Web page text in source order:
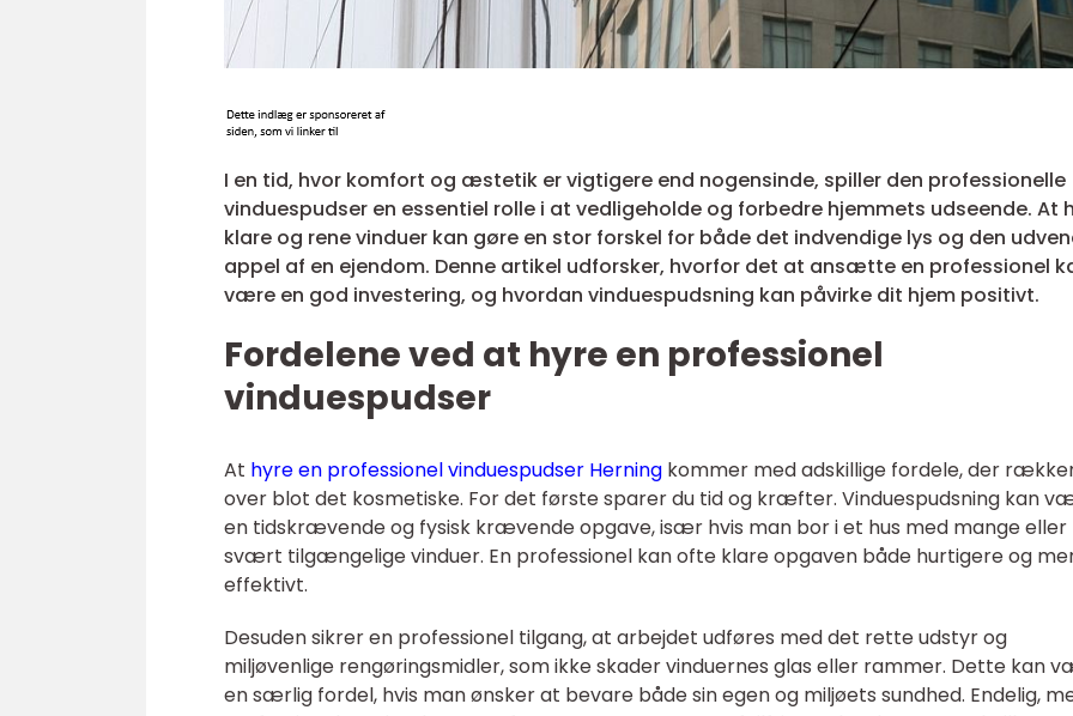
I en tid, hvor komfort og æstetik er vigtigere end nogensinde, spiller den professionelle
vinduespudser en essentiel rolle i at vedligeholde og forbedre hjemmets udseende. At
klare og rene vinduer kan gøre en stor forskel for både det indvendige lys og den
appel af en ejendom. Denne artikel udforsker, hvorfor det at ansætte en professionel
være en god investering, og hvordan vinduespudsning kan påvirke dit hjem positivt.
Fordelene ved at hyre en professionel
vinduespudser
At hyre en professionel vinduespudser Herning kommer med adskillige fordele, der
over blot det kosmetiske. For det første sparer du tid og kræfter. Vinduespudsning kan
en tidskrævende og fysisk krævende opgave, især hvis man bor i et hus med mange eller
svært tilgængelige vinduer. En professionel kan ofte klare opgaven både hurtigere og
effektivt.
Desuden sikrer en professionel tilgang, at arbejdet udføres med det rette udstyr og
miljøvenlige rengøringsmidler, som ikke skader vinduernes glas eller rammer. Dette kan
en særlig fordel, hvis man ønsker at bevare både sin egen og miljøets sundhed. Endelig,